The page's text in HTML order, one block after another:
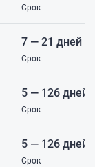
Срок
7 — 21 дней
Срок
5 — 126 дней
Срок
5 — 126 дней
Срок